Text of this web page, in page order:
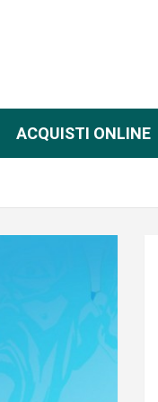
ACQUISTI ONLINE